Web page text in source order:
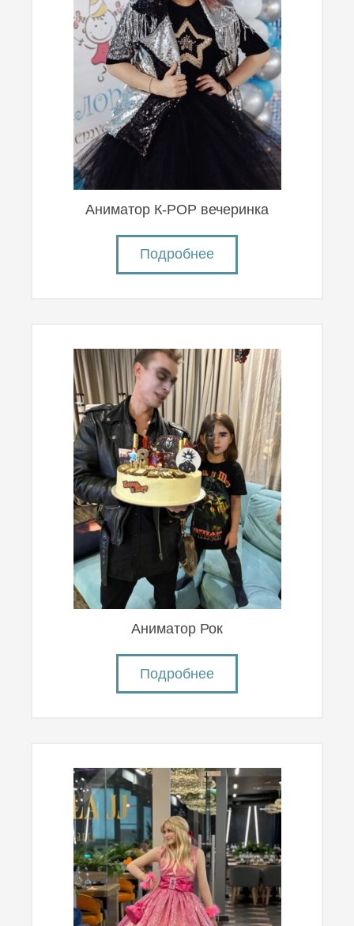
Аниматор К-POP вечеринка
Подробнее
Аниматор Рок
Подробнее